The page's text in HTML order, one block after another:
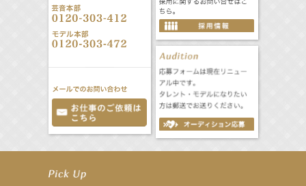
【前川泰之】舞台「グレンギャリー・グレンロス」公演詳細解禁！